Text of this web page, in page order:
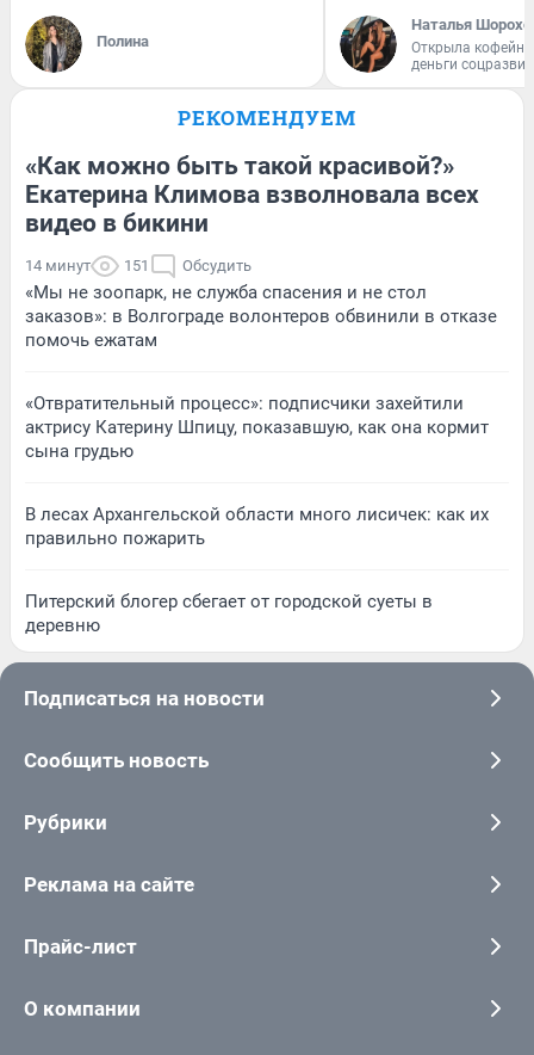
Полина
Наталья
Открыла
деньги
РЕКОМЕНДУЕМ
«Как можно быть такой красивой?»
Екатерина Климова взволновала всех
видео в бикини
14 минут 151 Обсудить
«Мы не зоопарк, не служба спасения и не стол
заказов»: в Волгограде волонтеров обвинили в отказе
помочь ежатам
«Отвратительный процесс»: подписчики захейтили
актрису Катерину Шпицу, показавшую, как она кормит
сына грудью
В лесах Архангельской области много лисичек: как их
правильно пожарить
Питерский блогер сбегает от городской суеты в
деревню